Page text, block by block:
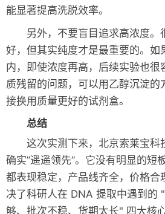
能显著提高洗脱效率。
另外，不要盲目追求高浓度。
好，但其实纯度才是最重要的。如
内，即使浓度再高，后续实验也很
质残留的问题，可以用乙醇沉淀的
接换用质量更好的试剂盒。
总结
这次实测下来，北京索莱宝科
确实”遥遥领先”。它没有明显的短
都表现稳定，产品线齐全，价格合
决了科研人在 DNA 提取中遇到的
够、批次不稳、货期太长" 四大核